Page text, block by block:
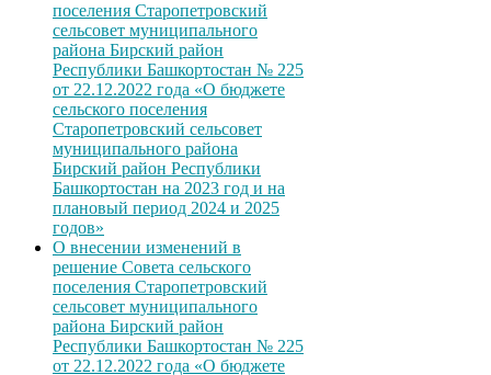
поселения Старопетровский
сельсовет муниципального
района Бирский район
Республики Башкортостан № 225
от 22.12.2022 года «О бюджете
сельского поселения
Старопетровский сельсовет
муниципального района
Бирский район Республики
Башкортостан на 2023 год и на
плановый период 2024 и 2025
годов»
О внесении изменений в
решение Совета сельского
поселения Старопетровский
сельсовет муниципального
района Бирский район
Республики Башкортостан № 225
от 22.12.2022 года «О бюджете